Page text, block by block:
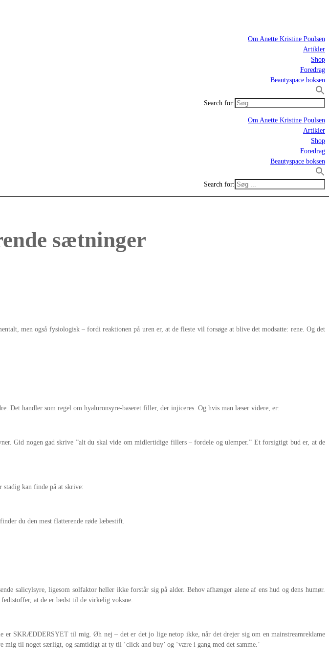
Om Anette Kristine Poulsen
Artikler
Shop
Foredrag
Beautyspace boksen
Search for:
Om Anette Kristine Poulsen
Artikler
Shop
Foredrag
Beautyspace boksen
Search for:
sætninger
men også fysiologisk – fordi reaktionen på uren er, at de fleste vil forsøge at blive det modsatte: rene. Og det
Det handler som regel om hyaluronsyre-baseret filler, der injiceres. Og hvis man læser videre, er:
Gid nogen gad skrive ”alt du skal vide om midlertidige fillers – fordele og ulemper.” Et forsigtigt bud er, at de
stadig kan finde på at skrive:
du den mest flatterende røde læbestift.
salicylsyre, ligesom solfaktor heller ikke forstår sig på alder. Behov afhænger alene af ens hud og dens humør.
at de er bedst til de virkelig voksne.
er SKRÆDDERSYET til mig. Øh nej – det er det jo lige netop ikke, når det drejer sig om en mainstreamreklame
til noget særligt, og samtidigt at ty til ‘click and buy’ og ‘være i gang med det samme.’